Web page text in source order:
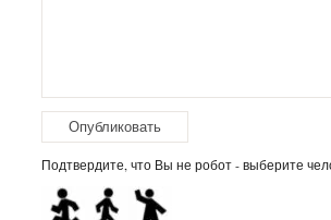
Подтвердите, что Вы не робот - выберите